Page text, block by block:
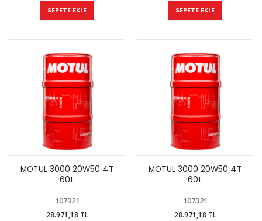
SEPETE EKLE SEPETE EKLE
MOTUL 3000 20W50 4T
60L
107321
28.971,18 TL
MOTUL 3000 20W50 4T
60L
107321
28.971,18 TL